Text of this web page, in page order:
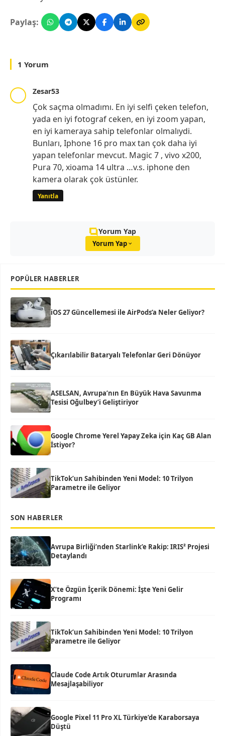
Paylaş:
1 Yorum
Zesar53
Çok saçma olmadımı. En iyi selfi çeken telefon,
yada en iyi fotograf ceken, en iyi zoom yapan,
en iyi kameraya sahip telefonlar olmalıydi.
Bunları, Iphone 16 pro max tan çok daha iyi
yapan telefonlar mevcut. Magic 7 , vivo x200,
Pura 70, xioama 14 ultra …v.s. iphone den
kamera olarak çok üstünler.
Yanıtla
Yorum Yap
Yorum Yap
POPÜLER HABERLER
iOS 27 Güncellemesi ile AirPods’a Neler Geliyor?
Çıkarılabilir Bataryalı Telefonlar Geri Dönüyor
ASELSAN, Avrupa’nın En Büyük Hava Savunma
Tesisi Oğulbey’i Geliştiriyor
Google Chrome Yerel Yapay Zeka için Kaç GB Alan
İstiyor?
TikTok’un Sahibinden Yeni Model: 10 Trilyon
Parametre ile Geliyor
SON HABERLER
Avrupa Birliği’nden Starlink’e Rakip: IRIS² Projesi
Detaylandı
X’te Özgün İçerik Dönemi: İşte Yeni Gelir
Programı
TikTok’un Sahibinden Yeni Model: 10 Trilyon
Parametre ile Geliyor
Claude Code Artık Oturumlar Arasında
Mesajlaşabiliyor
Google Pixel 11 Pro XL Türkiye’de Karaborsaya
Düştü